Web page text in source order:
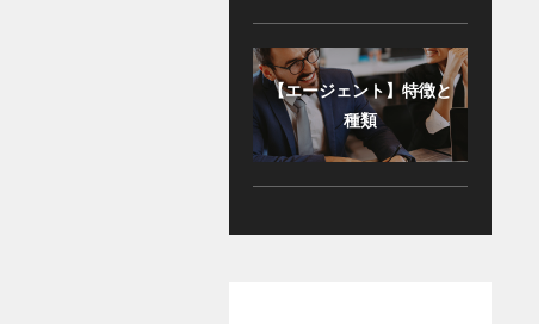
【エージェント】特徴と
種類